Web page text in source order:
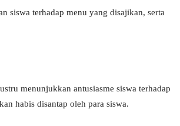
siswa terhadap menu yang disajikan, serta
menunjukkan antusiasme siswa terhadap
habis disantap oleh para siswa.